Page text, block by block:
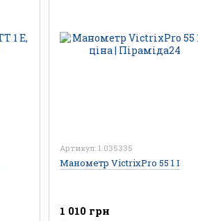
Артикул: 1.035335
Манометр VictrixPro 55 1 I
1 010 грн